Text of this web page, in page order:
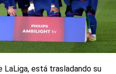
cáñamo industrial
productos naturales
informado
estas señales pueden
de imagen del entorno
pero en lugar de luz utiliza
LaLiga, está trasladando su